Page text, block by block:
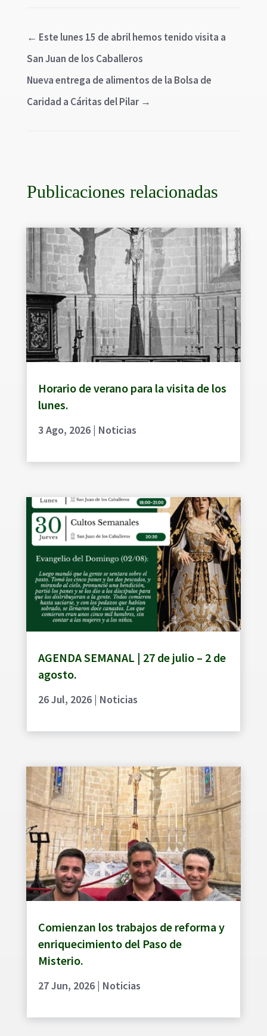
← Este lunes 15 de abril hemos tenido visita a
San Juan de los Caballeros
Nueva entrega de alimentos de la Bolsa de
Caridad a Cáritas del Pilar→
Publicaciones relacionadas
Horario de verano para la visita de los
lunes.
3 Ago, 2026| Noticias
AGENDA SEMANAL | 27 de julio – 2 de
agosto.
26 Jul, 2026| Noticias
Comienzan los trabajos de reforma y
enriquecimiento del Paso de
Misterio.
27 Jun, 2026| Noticias